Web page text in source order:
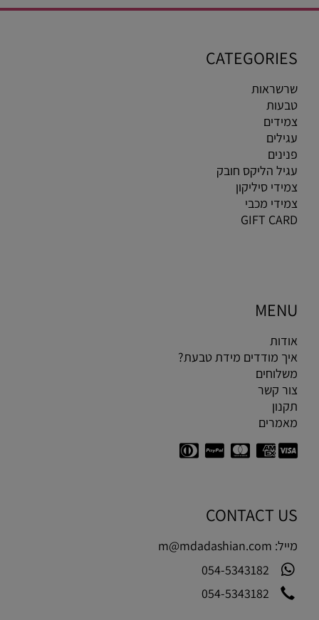
CATEGORIES
שרשראות
טבעות
צמידים
עגילים
פנינים
עגיל הליקס חובק
צמידי סיליקון
צמידי מכבי
GIFT CARD
MENU
אודות
איך מודדים מידת טבעת?
משלוחים
צור קשר
תקנון
מאמרים
CONTACT US
מייל: m@mdadashian.com
054-5343182
054-5343182